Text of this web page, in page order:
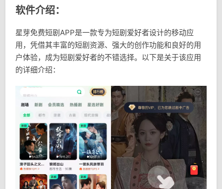
软件介绍：
星芽免费短剧APP是一款专为短剧爱好者设计的移动应
用，凭借其丰富的短剧资源、强大的创作功能和良好的用
户体验，成为短剧爱好者的不错选择。以下是关于该应用
的详细介绍：